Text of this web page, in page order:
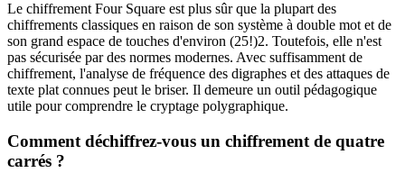
Le chiffrement Four Square est plus sûr que la plupart des
chiffrements classiques en raison de son système à double mot et de
son grand espace de touches d'environ (25!)2. Toutefois, elle n'est
pas sécurisée par des normes modernes. Avec suffisamment de
chiffrement, l'analyse de fréquence des digraphes et des attaques de
texte plat connues peut le briser. Il demeure un outil pédagogique
utile pour comprendre le cryptage polygraphique.
Comment déchiffrez-vous un chiffrement de quatre
carrés ?